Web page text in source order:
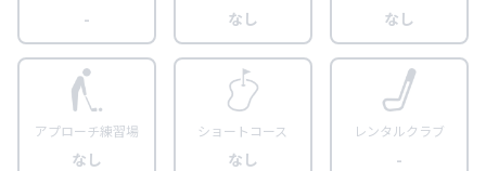
- なし なし
アプローチ練習場
なし
ショートコース
なし
レンタルクラブ
-